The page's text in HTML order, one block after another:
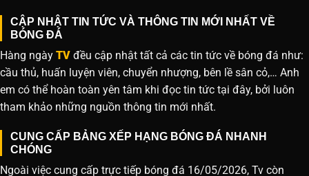
CẬP NHẬT TIN TỨC VÀ THÔNG TIN MỚI NHẤT VỀ
BÓNG ĐÁ
Hàng ngày TV đều cập nhật tất cả các tin tức về bóng đá như:
cầu thủ, huấn luyện viên, chuyển nhượng, bên lề sân cỏ,… Anh
em có thể hoàn toàn yên tâm khi đọc tin tức tại đây, bởi luôn
tham khảo những nguồn thông tin mới nhất.
CUNG CẤP BẢNG XẾP HẠNG BÓNG ĐÁ NHANH
CHÓNG
Ngoài việc cung cấp trực tiếp bóng đá 16/05/2026, Tv còn